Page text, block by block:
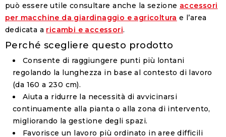
può essere utile consultare anche la sezione accessori
per macchine da giardinaggio e agricoltura e l’area
dedicata a ricambi e accessori.
Perché scegliere questo prodotto
Consente di raggiungere punti più lontani
regolando la lunghezza in base al contesto di lavoro
(da 160 a 230 cm).
Aiuta a ridurre la necessità di avvicinarsi
continuamente alla pianta o alla zona di intervento,
migliorando la gestione degli spazi.
Favorisce un lavoro più ordinato in aree difficili